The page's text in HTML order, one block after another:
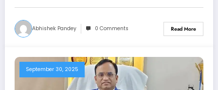
Abhishek Pandey 0 Comments Read More
September 30, 2025